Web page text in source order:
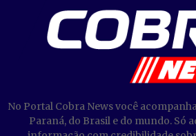
No Portal Cobra News você
Paraná, do Brasil e do mundo. Só